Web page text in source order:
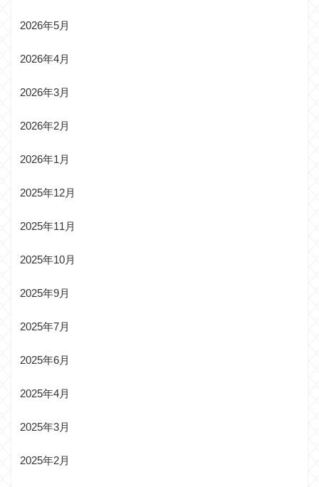
2026年5月
2026年4月
2026年3月
2026年2月
2026年1月
2025年12月
2025年11月
2025年10月
2025年9月
2025年7月
2025年6月
2025年4月
2025年3月
2025年2月